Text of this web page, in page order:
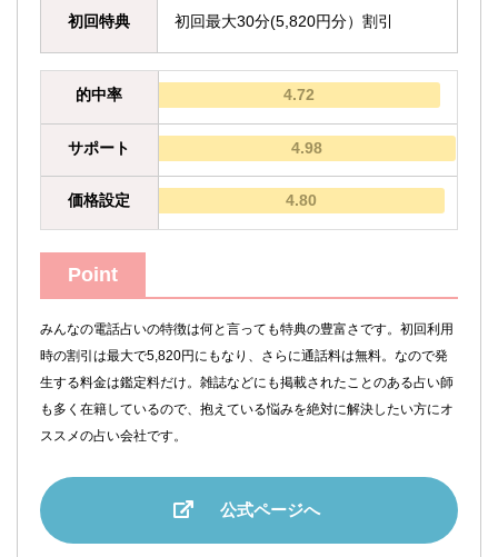
初回特典 初回最大30分(5,820円分）割引
的中率 4.72
サポート 4.98
価格設定 4.80
Point
みんなの電話占いの特徴は何と言っても特典の豊富さです。初回利用
時の割引は最大で5,820円にもなり、さらに通話料は無料。なので発
生する料金は鑑定料だけ。雑誌などにも掲載されたことのある占い師
も多く在籍しているので、抱えている悩みを絶対に解決したい方にオ
ススメの占い会社です。
公式ページへ